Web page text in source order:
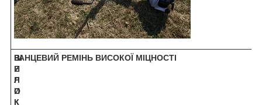
В
Е
Л
И
К
Ш
И
Р
О
К
РАНЦЕВИЙ РЕМІНЬ ВИСОКОЇ МІЦНОСТІ